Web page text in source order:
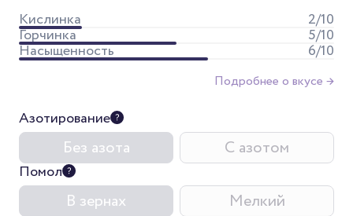
Кислинка
2/10
Горчинка 5/10
Насыщенность 6/10
Подробнее о вкусе →
Азотирование
Без азота С азотом
Помол
В зернах
Мелкий